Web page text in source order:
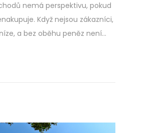
nemá perspektivu, pokud
Když nejsou zákazníci,
a bez oběhu peněz není…